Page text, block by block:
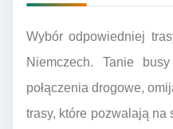
Wybór odpowiedniej
Niemczech. Tanie
połączenia drogowe,
trasy, które pozwalają na